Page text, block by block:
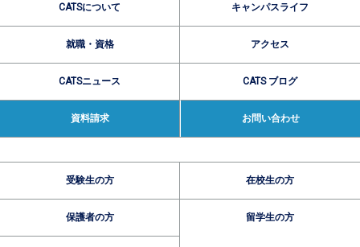
CATSについて キャンパスライフ
就職・資格 アクセス
CATSニュース CATS ブログ
資料請求 お問い合わせ
受験生の方 在校生の方
保護者の方 留学生の方